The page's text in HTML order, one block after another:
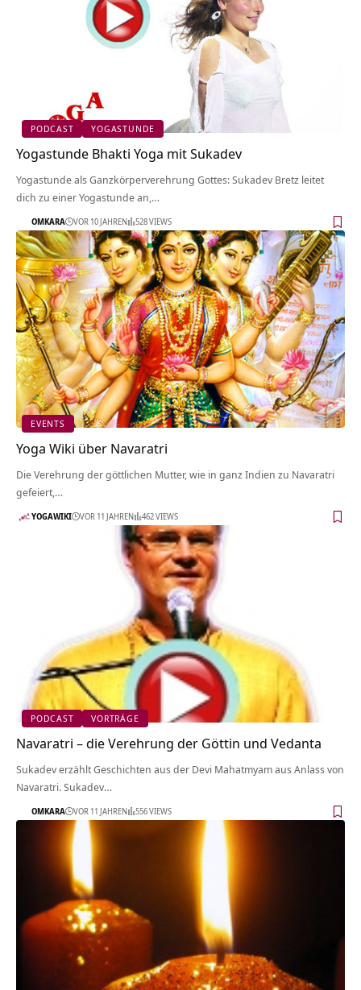
PODCAST YOGASTUNDE
Yogastunde Bhakti Yoga mit Sukadev
Yogastunde als Ganzkörperverehrung Gottes: Sukadev Bretz leitet
dich zu einer Yogastunde an,…
OMKARA VOR 10 JAHREN 528 VIEWS
EVENTS
Yoga Wiki über Navaratri
Die Verehrung der göttlichen Mutter, wie in ganz Indien zu Navaratri
gefeiert,…
YOGAWIKI VOR 11 JAHREN 462 VIEWS
PODCAST VORTRÄGE
Navaratri – die Verehrung der Göttin und Vedanta
Sukadev erzählt Geschichten aus der Devi Mahatmyam aus Anlass von
Navaratri. Sukadev…
OMKARA VOR 11 JAHREN 556 VIEWS